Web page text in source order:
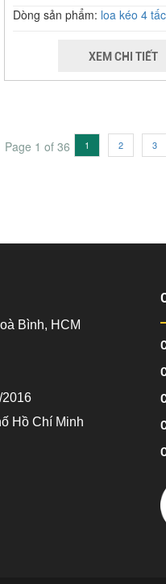
Dòng sản phẩm: loa kéo 4 tấc
XEM CHI TIẾT
Page 1 of 36 1 2 3
Bình, HCM
2016
Hồ Chí Minh